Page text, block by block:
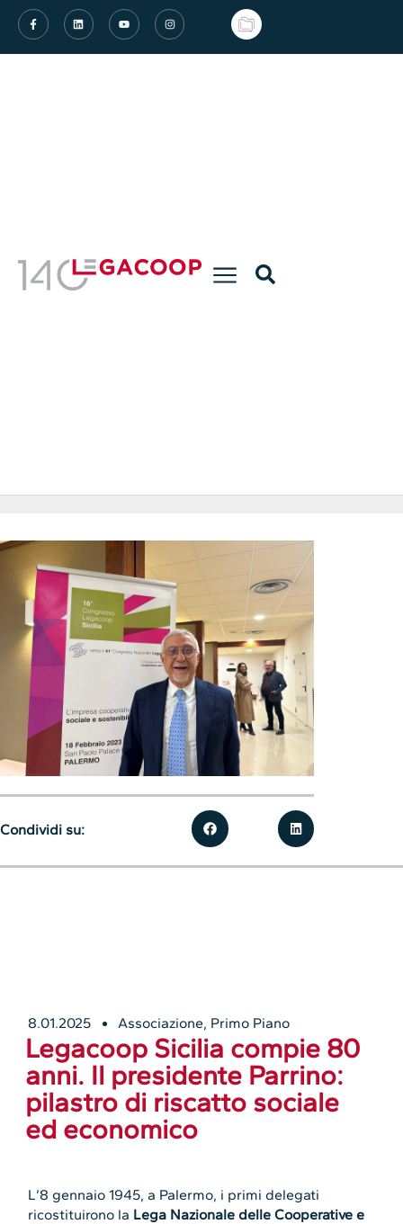
8.01.2025 Associazione, Primo Piano
Legacoop Sicilia compie 80
anni. Il presidente Parrino:
pilastro di riscatto sociale
ed economico
L’8 gennaio 1945, a Palermo, i primi delegati
ricostituirono la Lega Nazionale delle Cooperative e
Condividi su: